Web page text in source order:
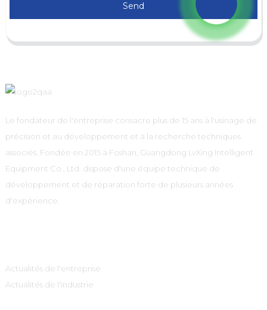
Send
Le fondateur de l'entreprise consacre plus de 15 ans à l'usinage de
précision et au développement et à la recherche techniques
associés. Fondée en 2015 à Foshan, Guangdong LvXing Intelligent
Equipment Co., Ltd. dispose d'une équipe technique de
développement et de réparation forte de plusieurs années
d'expérience.
Actualités de l'entreprise
Actualités de l'industrie